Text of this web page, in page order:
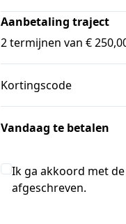
Aanbetaling traject
2 termijnen van €
Kortingscode
Vandaag te betalen
Ik ga akkoord met de
afgeschreven.